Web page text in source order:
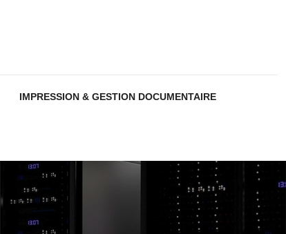
IMPRESSION & GESTION DOCUMENTAIRE